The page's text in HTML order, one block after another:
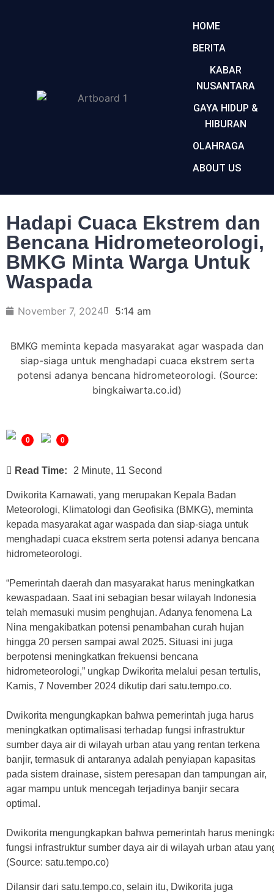
HOME
BERITA
KABAR
NUSANTARA
GAYA HIDUP &
HIBURAN
OLAHRAGA
ABOUT US
Hadapi Cuaca Ekstrem dan
Bencana Hidrometeorologi,
BMKG Minta Warga Untuk
Waspada
November 7, 2024 5:14 am
BMKG meminta kepada masyarakat agar waspada dan
siap-siaga untuk menghadapi cuaca ekstrem serta
potensi adanya bencana hidrometeorologi. (Source:
bingkaiwarta.co.id)
0 0
Read Time: 2 Minute, 11 Second
Dwikorita Karnawati, yang merupakan Kepala Badan
Meteorologi, Klimatologi dan Geofisika (BMKG), meminta
kepada masyarakat agar waspada dan siap-siaga untuk
menghadapi cuaca ekstrem serta potensi adanya bencana
hidrometeorologi.
“Pemerintah daerah dan masyarakat harus meningkatkan
kewaspadaan. Saat ini sebagian besar wilayah Indonesia
telah memasuki musim penghujan. Adanya fenomena La
Nina mengakibatkan potensi penambahan curah hujan
hingga 20 persen sampai awal 2025. Situasi ini juga
berpotensi meningkatkan frekuensi bencana
hidrometeorologi,” ungkap Dwikorita melalui pesan tertulis,
Kamis, 7 November 2024 dikutip dari satu.tempo.co.
Dwikorita mengungkapkan bahwa pemerintah juga harus
meningkatkan optimalisasi terhadap fungsi infrastruktur
sumber daya air di wilayah urban atau yang rentan terkena
banjir, termasuk di antaranya adalah penyiapan kapasitas
pada sistem drainase, sistem peresapan dan tampungan air,
agar mampu untuk mencegah terjadinya banjir secara
optimal.
Dwikorita mengungkapkan bahwa pemerintah harus
fungsi infrastruktur sumber daya air di wilayah urban atau
(Source: satu.tempo.co)
Dilansir dari satu.tempo.co, selain itu, Dwikorita juga